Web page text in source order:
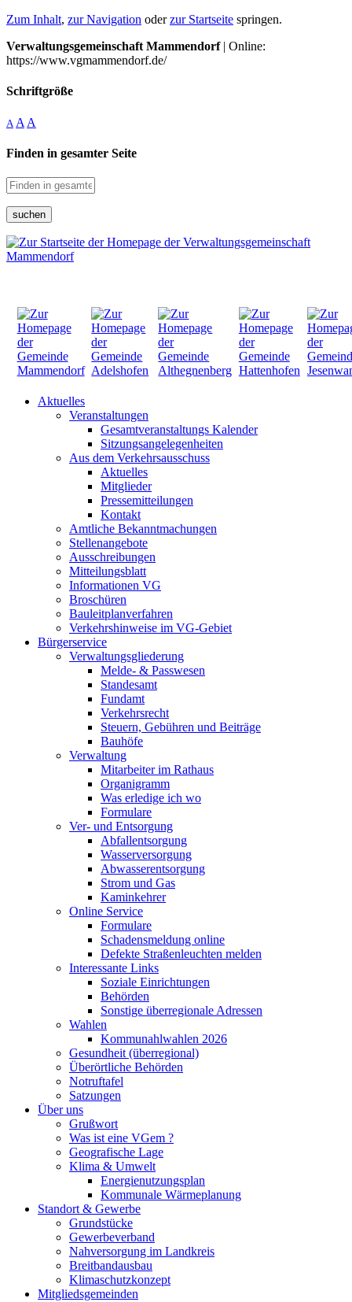
Zum Inhalt, zur Navigation oderzur Startseite springen.
Verwaltungsgemeinschaft Mammendorf| Online:
https://www.vgmammendorf.de/
Schriftgröße
A A A
Finden in gesamter Seite
suchen
Aktuelles
Veranstaltungen
Gesamtveranstaltungs Kalender
Sitzungsangelegenheiten
Aus dem Verkehrsausschuss
Aktuelles
Mitglieder
Pressemitteilungen
Kontakt
Amtliche Bekanntmachungen
Stellenangebote
Ausschreibungen
Mitteilungsblatt
Informationen VG
Broschüren
Bauleitplanverfahren
Verkehrshinweise im VG-Gebiet
Bürgerservice
Verwaltungsgliederung
Melde- & Passwesen
Standesamt
Fundamt
Verkehrsrecht
Steuern, Gebühren und Beiträge
Bauhöfe
Verwaltung
Mitarbeiter im Rathaus
Organigramm
Was erledige ich wo
Formulare
Ver- und Entsorgung
Abfallentsorgung
Wasserversorgung
Abwasserentsorgung
Strom und Gas
Kaminkehrer
Online Service
Formulare
Schadensmeldung online
Defekte Straßenleuchten melden
Interessante Links
Soziale Einrichtungen
Behörden
Sonstige überregionale Adressen
Wahlen
Kommunahlwahlen 2026
Gesundheit (überregional)
Überörtliche Behörden
Notruftafel
Satzungen
Über uns
Grußwort
Was ist eine VGem ?
Geografische Lage
Klima & Umwelt
Energienutzungsplan
Kommunale Wärmeplanung
Standort & Gewerbe
Grundstücke
Gewerbeverband
Nahversorgung im Landkreis
Breitbandausbau
Klimaschutzkonzept
Mitgliedsgemeinden